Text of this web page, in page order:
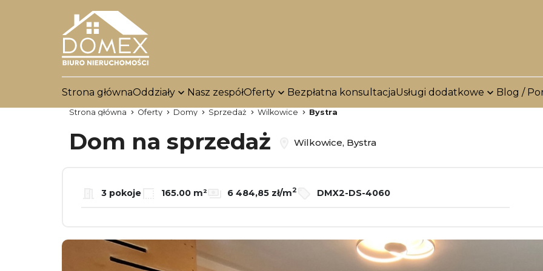
Strona głównaOddziały Nasz zespółOferty Bezpłatna konsultacjaUsługi dodatkowe Blog /
Strona główna Oferty Domy Sprzedaż Wilkowice Bystra
Dom na sprzedaż Wilkowice, Bystra
3 pokoje 165.00 m² 6 484,85 zł/m2 DMX2-DS-4060